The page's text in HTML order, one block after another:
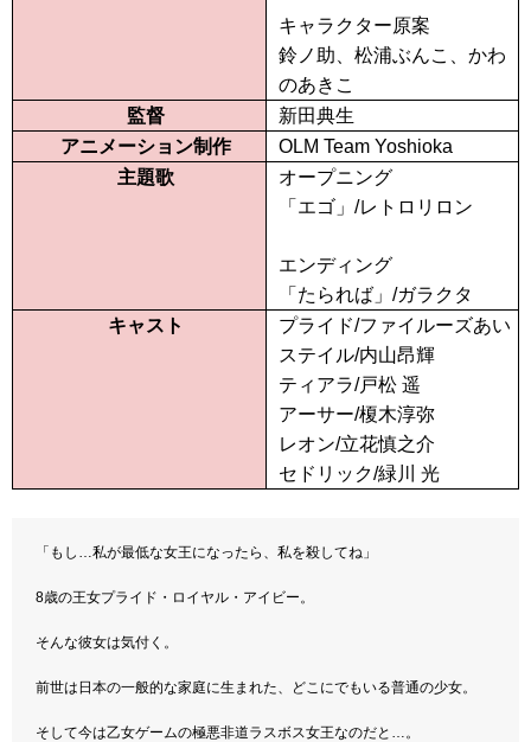
キャラクター原案
鈴ノ助、松浦ぶんこ、かわ
のあきこ
監督
新田典生
アニメーション制作
OLM Team Yoshioka
主題歌
オープニング
「エゴ」/レトロリロン
エンディング
「たられば」/ガラクタ
キャスト
プライド/ファイルーズあい
ステイル/内山昂輝
ティアラ/戸松 遥
アーサー/榎木淳弥
レオン/立花慎之介
セドリック/緑川 光
「もし…私が最低な女王になったら、私を殺してね」
8歳の王女プライド・ロイヤル・アイビー。
そんな彼女は気付く。
前世は日本の一般的な家庭に生まれた、どこにでもいる普通の少女。
そして今は乙女ゲームの極悪非道ラスボス女王なのだと…。